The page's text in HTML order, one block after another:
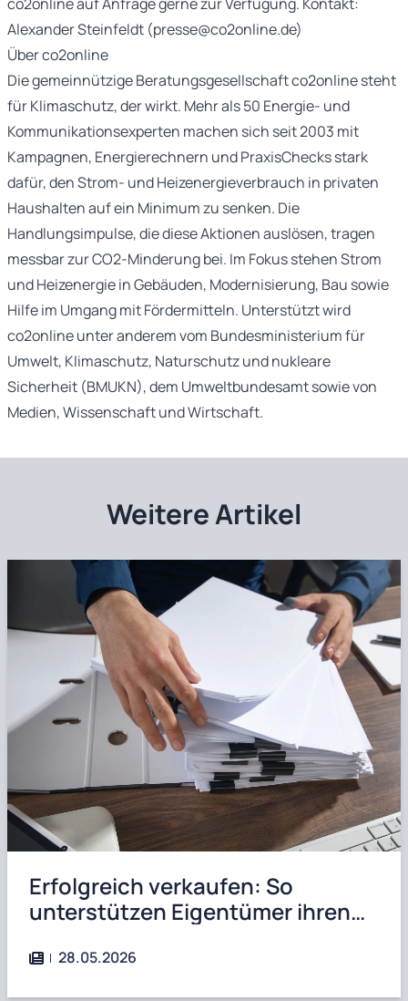
Alexander Steinfeldt (presse@co2online.de)
Über co2online
Die gemeinnützige Beratungsgesellschaft co2online steht
für Klimaschutz, der wirkt. Mehr als 50 Energie- und
Kommunikationsexperten machen sich seit 2003 mit
Kampagnen, Energierechnern und PraxisChecks stark
dafür, den Strom- und Heizenergieverbrauch in privaten
Haushalten auf ein Minimum zu senken. Die
Handlungsimpulse, die diese Aktionen auslösen, tragen
messbar zur CO2-Minderung bei. Im Fokus stehen Strom
und Heizenergie in Gebäuden, Modernisierung, Bau sowie
Hilfe im Umgang mit Fördermitteln. Unterstützt wird
co2online unter anderem vom Bundesministerium für
Umwelt, Klimaschutz, Naturschutz und nukleare
Sicherheit (BMUKN), dem Umweltbundesamt sowie von
Medien, Wissenschaft und Wirtschaft.
Weitere Artikel
Erfolgreich verkaufen: So
unterstützen Eigentümer ihren
28.05.2026